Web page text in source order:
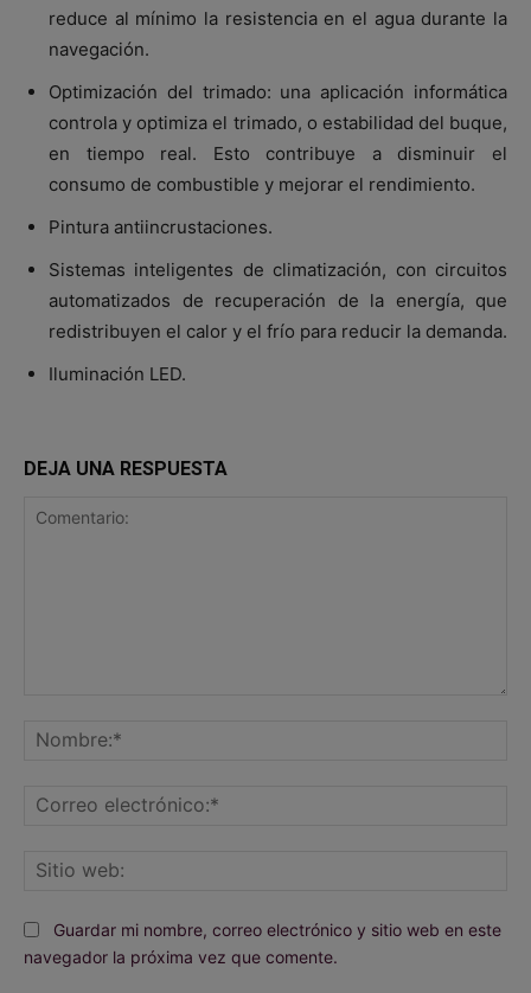
reduce al mínimo la resistencia en el agua durante la
navegación.
Optimización del trimado: una aplicación informática
controla y optimiza el trimado, o estabilidad del buque,
en tiempo real. Esto contribuye a disminuir el
consumo de combustible y mejorar el rendimiento.
Pintura antiincrustaciones.
Sistemas inteligentes de climatización, con circuitos
automatizados de recuperación de la energía, que
redistribuyen el calor y el frío para reducir la demanda.
Iluminación LED.
DEJA UNA RESPUESTA
Guardar mi nombre, correo electrónico y sitio web en este
navegador la próxima vez que comente.